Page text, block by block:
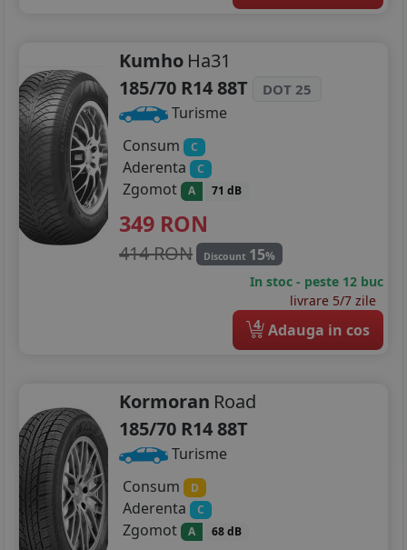
215/55R17
215/60R17
215/65R17
225/45R17
225/50R17
225/40R18
225/45R18
225/55R18
235/45R18
Kumho Ha31
185/70 R14 88T
DOT 25
Turisme
Consum
C
Aderenta C
Zgomot A 71 dB
349 RON
414 RON Discount 15%
In stoc - peste 12 buc
livrare 5/7 zile
4 Adauga in cos
Kormoran Road
185/70 R14 88T
Turisme
Consum
D
Aderenta C
Zgomot A 68 dB